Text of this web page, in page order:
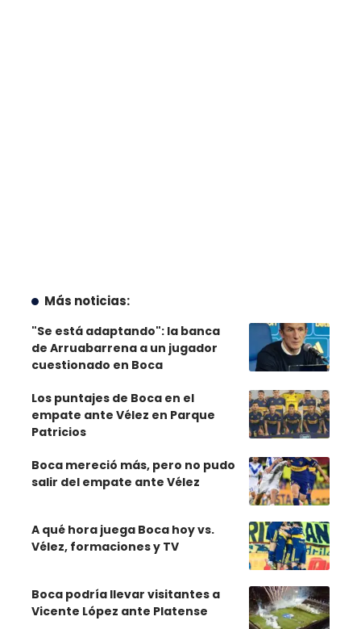
Más noticias:
"Se está adaptando": la banca
de Arruabarrena a un jugador
cuestionado en Boca
Los puntajes de Boca en el
empate ante Vélez en Parque
Patricios
Boca mereció más, pero no pudo
salir del empate ante Vélez
A qué hora juega Boca hoy vs.
Vélez, formaciones y TV
Boca podría llevar visitantes a
Vicente López ante Platense